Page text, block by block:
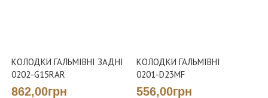
КОЛОДКИ ГАЛЬМІВНІ ЗАДНІ
0202-G15RAR
862,00грн
КОЛОДКИ ГАЛЬМІВНІ
0201-D23MF
556,00грн